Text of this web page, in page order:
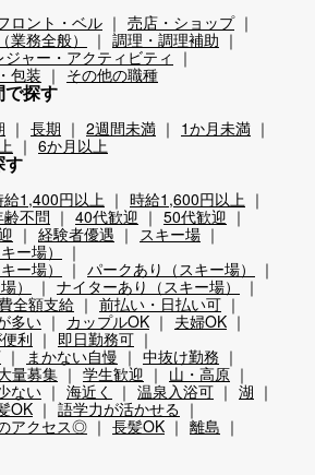
ロント・ベル
売店・ショップ
業務全般）
調理・調理補助
ジャー・アクティビティ
包装 その他の職種
で探す
長期 2週間未満
1か月未満
6か月以上
す
給1,400円以上
時給1,600円以上
齢不問 40代歓迎
50代歓迎
経験者優遇
スキー場
ー場）
ー場）
パークあり（スキー場）
）
ナイターあり（スキー場）
全額支給
前払い・日払い可
多い カップルOK
夫婦OK
利
即日勤務可
まかない自慢
中抜け勤務
量募集 学生歓迎
山・高原
ない 海近く 温泉入浴可
湖
OK
語学力が活かせる
アクセス◎ 長髪OK
離島